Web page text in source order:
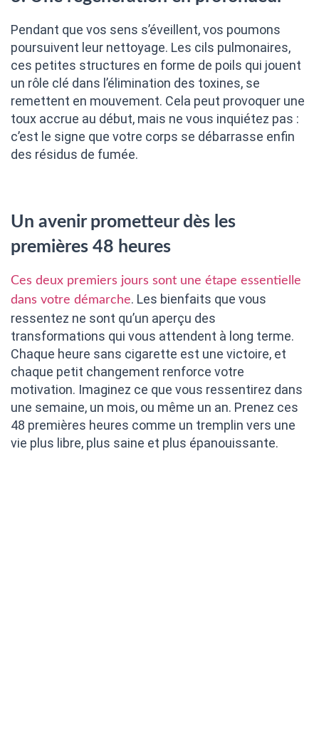
Pendant que vos sens s’éveillent, vos poumons
poursuivent leur nettoyage. Les cils pulmonaires,
ces petites structures en forme de poils qui jouent
un rôle clé dans l’élimination des toxines, se
remettent en mouvement. Cela peut provoquer une
toux accrue au début, mais ne vous inquiétez pas :
c’est le signe que votre corps se débarrasse enfin
des résidus de fumée.
Un avenir prometteur dès les
premières 48 heures
Ces deux premiers jours sont une étape essentielle
dans votre démarche. Les bienfaits que vous
ressentez ne sont qu’un aperçu des
transformations qui vous attendent à long terme.
Chaque heure sans cigarette est une victoire, et
chaque petit changement renforce votre
motivation. Imaginez ce que vous ressentirez dans
une semaine, un mois, ou même un an. Prenez ces
48 premières heures comme un tremplin vers une
vie plus libre, plus saine et plus épanouissante.